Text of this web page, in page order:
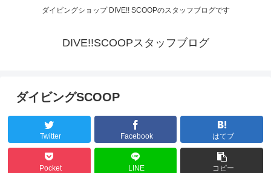
ダイビングショップ DIVE!! SCOOPのスタッフブログです
DIVE!!SCOOPスタッフブログ
ダイビングSCOOP
Twitter Facebook はてブ
Pocket LINE コピー